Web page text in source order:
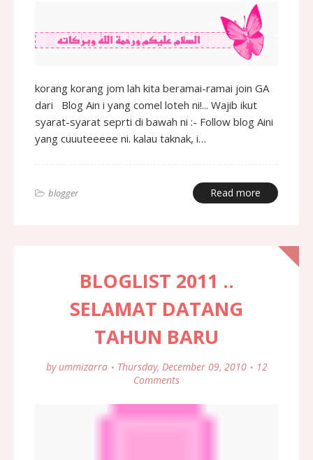
korang korang jom lah kita beramai-ramai join GA
dari Blog Ain i yang comel loteh ni!... Wajib ikut
syarat-syarat seprti di bawah ni :- Follow blog Aini
yang cuuuteeeee ni. kalau taknak, i…
blogger Read more
BLOGLIST 2011 ..
SELAMAT DATANG
TAHUN BARU
by ummizarra Thursday, December 09, 2010
12
Comments